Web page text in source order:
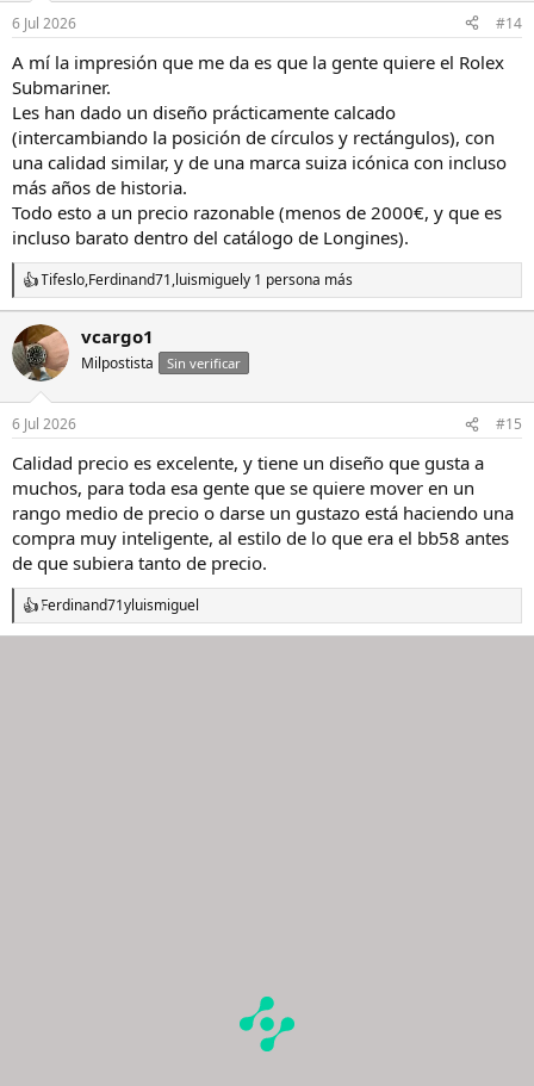
6 Jul 2026 #14
A mí la impresión que me da es que la gente quiere el Rolex
Submariner.
Les han dado un diseño prácticamente calcado
(intercambiando la posición de círculos y rectángulos), con
una calidad similar, y de una marca suiza icónica con incluso
más años de historia.
Todo esto a un precio razonable (menos de 2000€, y que es
incluso barato dentro del catálogo de Longines).
R
e
a
c
c
i
o
n
e
s
Tifeslo,Ferdinand71,luismiguely 1 persona más
vcargo1
Milpostista Sin verificar
6 Jul 2026 #15
Calidad precio es excelente, y tiene un diseño que gusta a
muchos, para toda esa gente que se quiere mover en un
rango medio de precio o darse un gustazo está haciendo una
compra muy inteligente, al estilo de lo que era el bb58 antes
de que subiera tanto de precio.
R
e
Ferdinand71yluismiguel